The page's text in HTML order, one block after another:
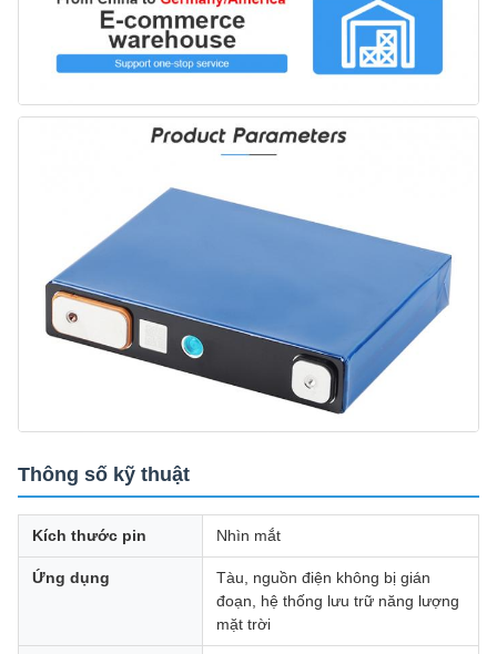
Thông số kỹ thuật
Kích thước pin Nhìn mắt
Ứng dụng
Tàu, nguồn điện không bị gián
đoạn, hệ thống lưu trữ năng lượng
mặt trời